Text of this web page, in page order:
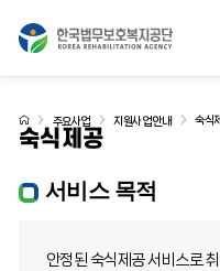
숙식제공
주요사업 지원사업 안내 숙식
서비스 목적
안정된 숙식제공 서비스로